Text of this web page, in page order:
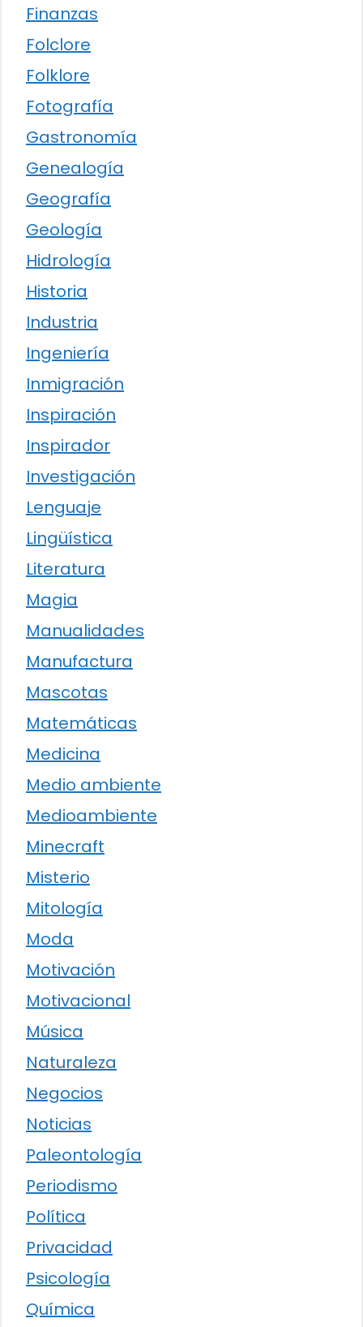
Finanzas
Folclore
Folklore
Fotografía
Gastronomía
Genealogía
Geografía
Geología
Hidrología
Historia
Industria
Ingeniería
Inmigración
Inspiración
Inspirador
Investigación
Lenguaje
Lingüística
Literatura
Magia
Manualidades
Manufactura
Mascotas
Matemáticas
Medicina
Medio ambiente
Medioambiente
Minecraft
Misterio
Mitología
Moda
Motivación
Motivacional
Música
Naturaleza
Negocios
Noticias
Paleontología
Periodismo
Política
Privacidad
Psicología
Química